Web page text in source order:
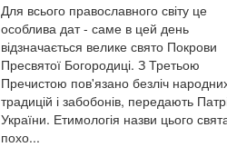
Для всього православного світу це
особлива дат - саме в цей день
відзначається велике свято Покрови
Пресвятої Богородиці. З Третьою
Пречистою пов'язано безліч
традицій і забобонів, передають
України. Етимологія назви цього
похо...